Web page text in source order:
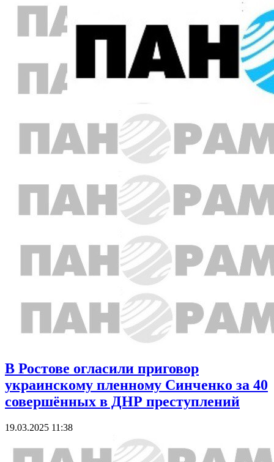
В Ростове огласили приговор
украинскому пленному Синченко за 40
совершённых в ДНР преступлений
19.03.2025 11:38